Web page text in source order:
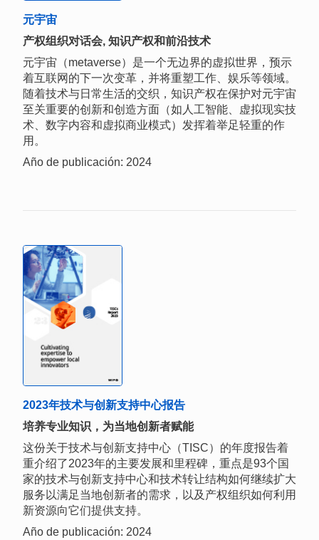
元宇宙
产权组织对话会, 知识产权和前沿技术
元宇宙（metaverse）是一个无边界的虚拟世界，预示
着互联网的下一次变革，并将重塑工作、娱乐等领域。
随着技术与日常生活的交织，知识产权在保护对元宇宙
至关重要的创新和创造方面（如人工智能、虚拟现实技
术、数字内容和虚拟商业模式）发挥着举足轻重的作
用。
Año de publicación: 2024
2023年技术与创新支持中心报告
培养专业知识，为当地创新者赋能
这份关于技术与创新支持中心（TISC）的年度报告着
重介绍了2023年的主要发展和里程碑，重点是93个国
家的技术与创新支持中心和技术转让结构如何继续扩大
服务以满足当地创新者的需求，以及产权组织如何利用
新资源向它们提供支持。
Año de publicación: 2024